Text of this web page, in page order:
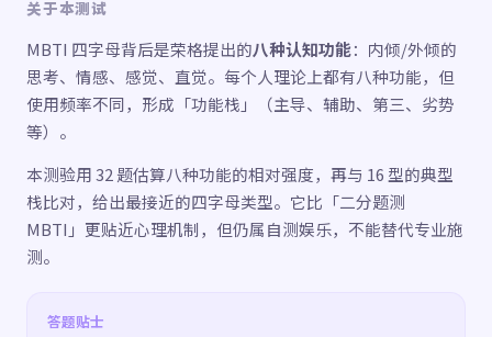
关于本测试
MBTI 四字母背后是荣格提出的八种认知功能：内倾/外倾的
思考、情感、感觉、直觉。每个人理论上都有八种功能，但
使用频率不同，形成「功能栈」（主导、辅助、第三、劣势
等）。
本测验用 32 题估算八种功能的相对强度，再与 16 型的典型
栈比对，给出最接近的四字母类型。它比「二分题测
MBTI」更贴近心理机制，但仍属自测娱乐，不能替代专业施
测。
答题贴士